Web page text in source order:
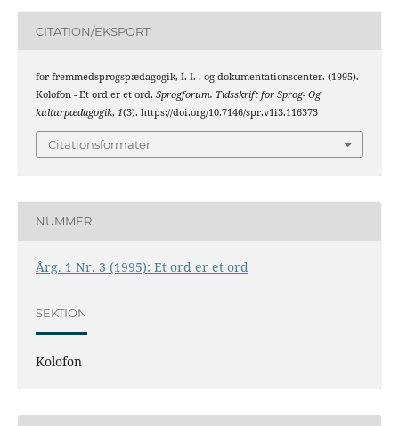
CITATION/EKSPORT
for fremmedsprogspædagogik, I. I.-. og dokumentationscenter. (1995).
Kolofon - Et ord er et ord. Sprogforum. Tidsskrift for Sprog- Og
kulturpædagogik, 1(3). https://doi.org/10.7146/spr.v1i3.116373
Citationsformater
NUMMER
Årg. 1 Nr. 3 (1995): Et ord er et ord
SEKTION
Kolofon